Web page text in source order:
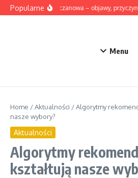
Przejdź do treści
PopularneDna moczanowa – objawy,
Menu
Home /Aktualności /Algorytmy
nasze wybory?
Aktualności
Algorytmy
kształtują nasze